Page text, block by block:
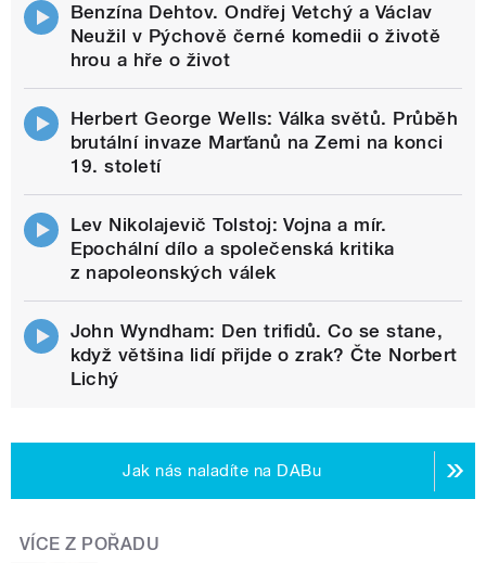
Benzína Dehtov. Ondřej Vetchý a Václav
Neužil v Pýchově černé komedii o životě
hrou a hře o život
Herbert George Wells: Válka světů. Průběh
brutální invaze Marťanů na Zemi na konci
19. století
Lev Nikolajevič Tolstoj: Vojna a mír.
Epochální dílo a společenská kritika
z napoleonských válek
John Wyndham: Den trifidů. Co se stane,
když většina lidí přijde o zrak? Čte Norbert
Lichý
Jak nás naladíte na DABu
VÍCE Z POŘADU